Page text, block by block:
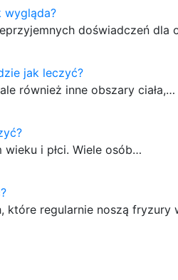
wygląda?
doświadczeń
jak leczyć?
również inne obszary ciała,…
i płci. Wiele osób…
regularnie noszą fryzury